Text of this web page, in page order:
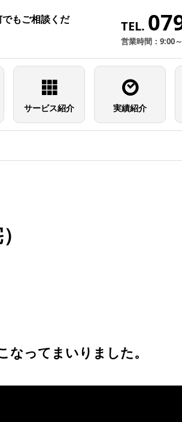
もご相談くだ
TEL.
営業時間：9:00
サービス紹介 実績紹介
ってまいりました。